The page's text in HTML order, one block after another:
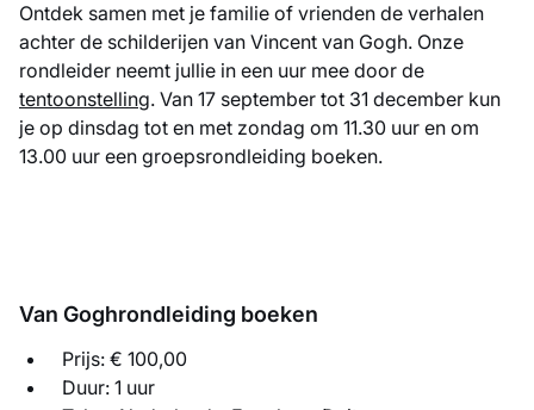
Ontdek samen met je familie of vrienden de verhalen
achter de schilderijen van Vincent van Gogh. Onze
rondleider neemt jullie in een uur mee door de
tentoonstelling. Van 17 september tot 31 december kun
je op dinsdag tot en met zondag om 11.30 uur en om
13.00 uur een groepsrondleiding boeken.
Van Goghrondleiding boeken
Prijs: € 100,00
Duur: 1 uur